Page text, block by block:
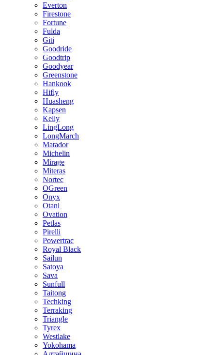
Everton
Firestone
Fortune
Fulda
Giti
Goodride
Goodtrip
Goodyear
Greenstone
Hankook
Hifly
Huasheng
Kapsen
Kelly
LingLong
LongMarch
Matador
Michelin
Mirage
Miteras
Nortec
OGreen
Onyx
Otani
Ovation
Petlas
Pirelli
Powertrac
Royal Black
Sailun
Satoya
Sava
Sunfull
Taitong
Techking
Terraking
Triangle
Tyrex
Westlake
Yokohama